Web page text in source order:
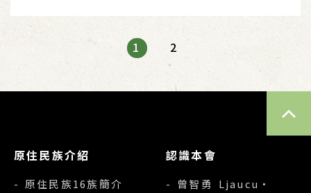
1 2
原住民族介紹
- 原住民族16族簡介
認識本會
- 曾智勇 Ljaucu‧